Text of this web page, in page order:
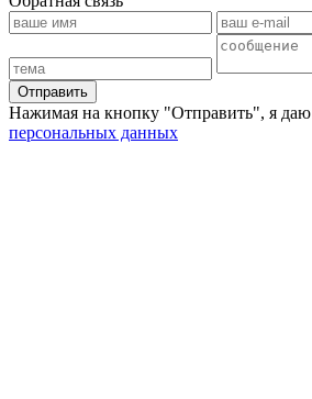
Отправить
Нажимая на кнопку "Отправить", я даю
персональных данных